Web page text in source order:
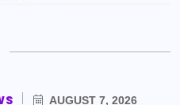
AUGUST 7, 2026